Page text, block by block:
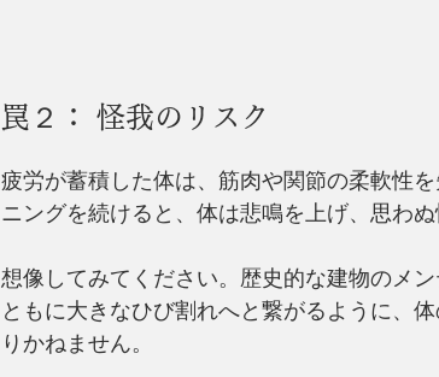
罠２： 怪我のリスク
疲労が蓄積した体は、筋肉や関節の柔軟性
ニングを続けると、体は悲鳴を上げ、思わ
想像してみてください。歴史的な建物のメ
ともに大きなひび割れへと繋がるように、
りかねません。